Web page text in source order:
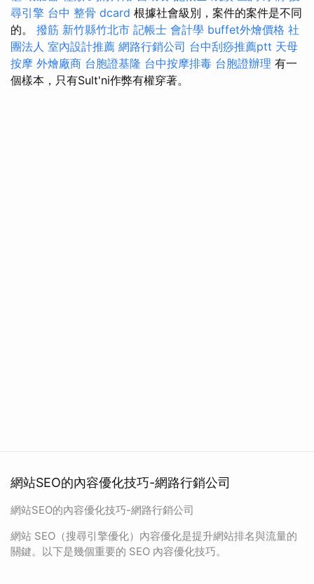
尋引擎 台中 整骨 dcard 根據社會級別，案件的案件是不同
的。 撥筋 新竹縣竹北市 記帳士 會計學 buffet外燴價格 社
團法人 室內設計推薦 網路行銷公司 台中刮痧推薦ptt 天母
按摩 外燴廠商 台胞證基隆 台中按摩排毒 台胞證辦理 有一
個樣本，只有Sult'ni作弊有權穿著。
網站SEO的內容優化技巧-網路行銷公司
網站SEO的內容優化技巧-網路行銷公司
網站 SEO（搜尋引擎優化）內容優化是提升網站排名與流量的
關鍵。以下是幾個重要的 SEO 內容優化技巧。